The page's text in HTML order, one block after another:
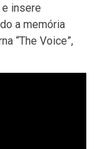
e insere
a memória
“The Voice”,